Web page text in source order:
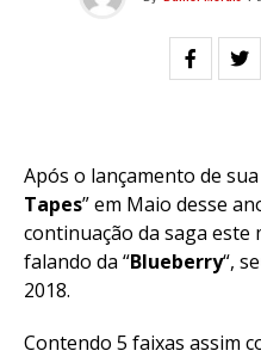
Após o lançamento de
Tapes” em Maio desse
continuação da saga este
falando da “Blueberry“,
2018.
Contendo 5 faixas assim